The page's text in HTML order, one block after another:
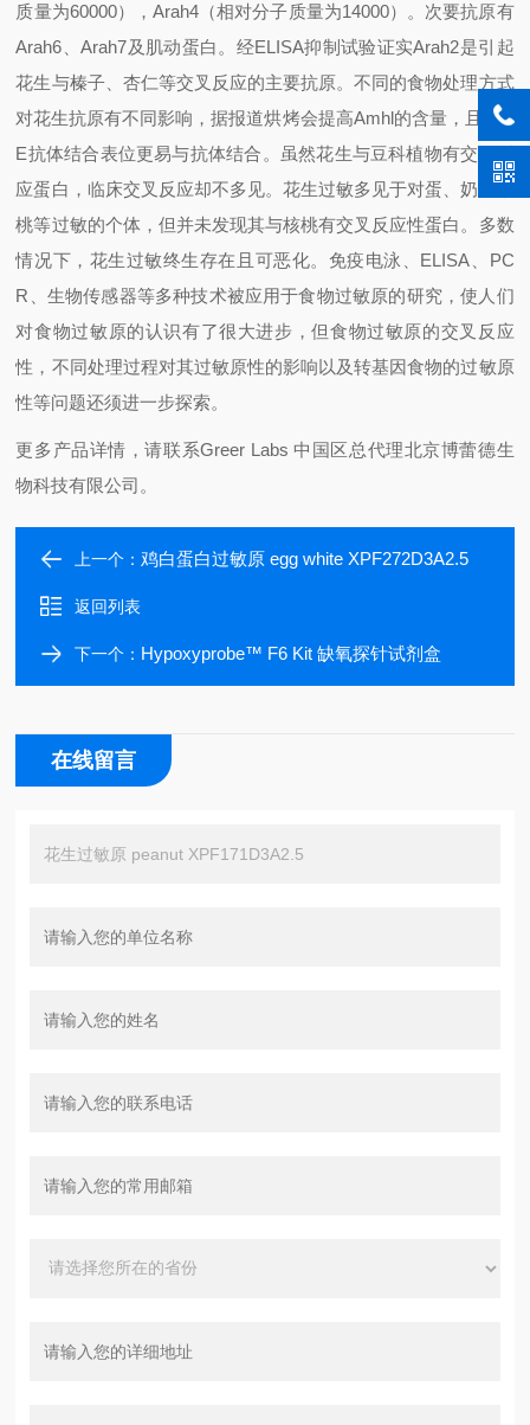
质量为60000），Arah4（相对分子质量为14000）。次要抗原有
Arah6、Arah7及肌动蛋白。经ELISA抑制试验证实Arah2是引起
花生与榛子、杏仁等交叉反应的主要抗原。不同的食物处理方式
对花生抗原有不同影响，据报道烘烤会提高Amhl的含量，且使Ig
E抗体结合表位更易与抗体结合。虽然花生与豆科植物有交叉反
应蛋白，临床交叉反应却不多见。花生过敏多见于对蛋、奶、核
桃等过敏的个体，但并未发现其与核桃有交叉反应性蛋白。多数
情况下，花生过敏终生存在且可恶化。免疫电泳、ELISA、PC
R、生物传感器等多种技术被应用于食物过敏原的研究，使人们
对食物过敏原的认识有了很大进步，但食物过敏原的交叉反应
性，不同处理过程对其过敏原性的影响以及转基因食物的过敏原
性等问题还须进一步探索。
更多产品详情，请联系Greer Labs 中国区总代理北京博蕾德生
物科技有限公司。
上一个：鸡白蛋白过敏原 egg white XPF272D3A2.5
返回列表
下一个： Hypoxyprobe™ F6 Kit 缺氧探针试剂盒
在线留言